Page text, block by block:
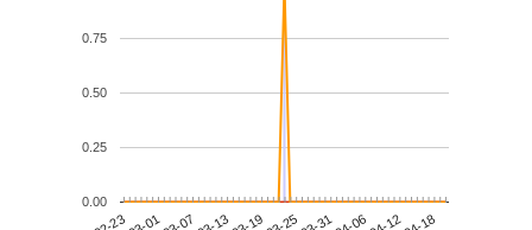
0.00
0.25
0.50
0.75